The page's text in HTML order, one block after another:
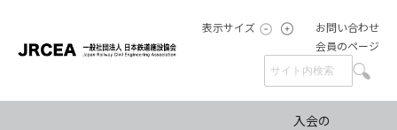
表示サイズ
お問い合わせ
会員のページ
入会の